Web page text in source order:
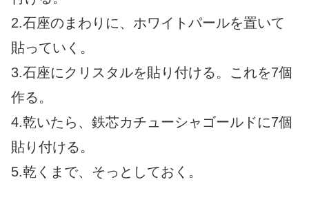
2.石座のまわりに、ホワイトパールを置いて
貼っていく。
3.石座にクリスタルを貼り付ける。これを7個
作る。
4.乾いたら、鉄芯カチューシャゴールドに7個
貼り付ける。
5.乾くまで、そっとしておく。